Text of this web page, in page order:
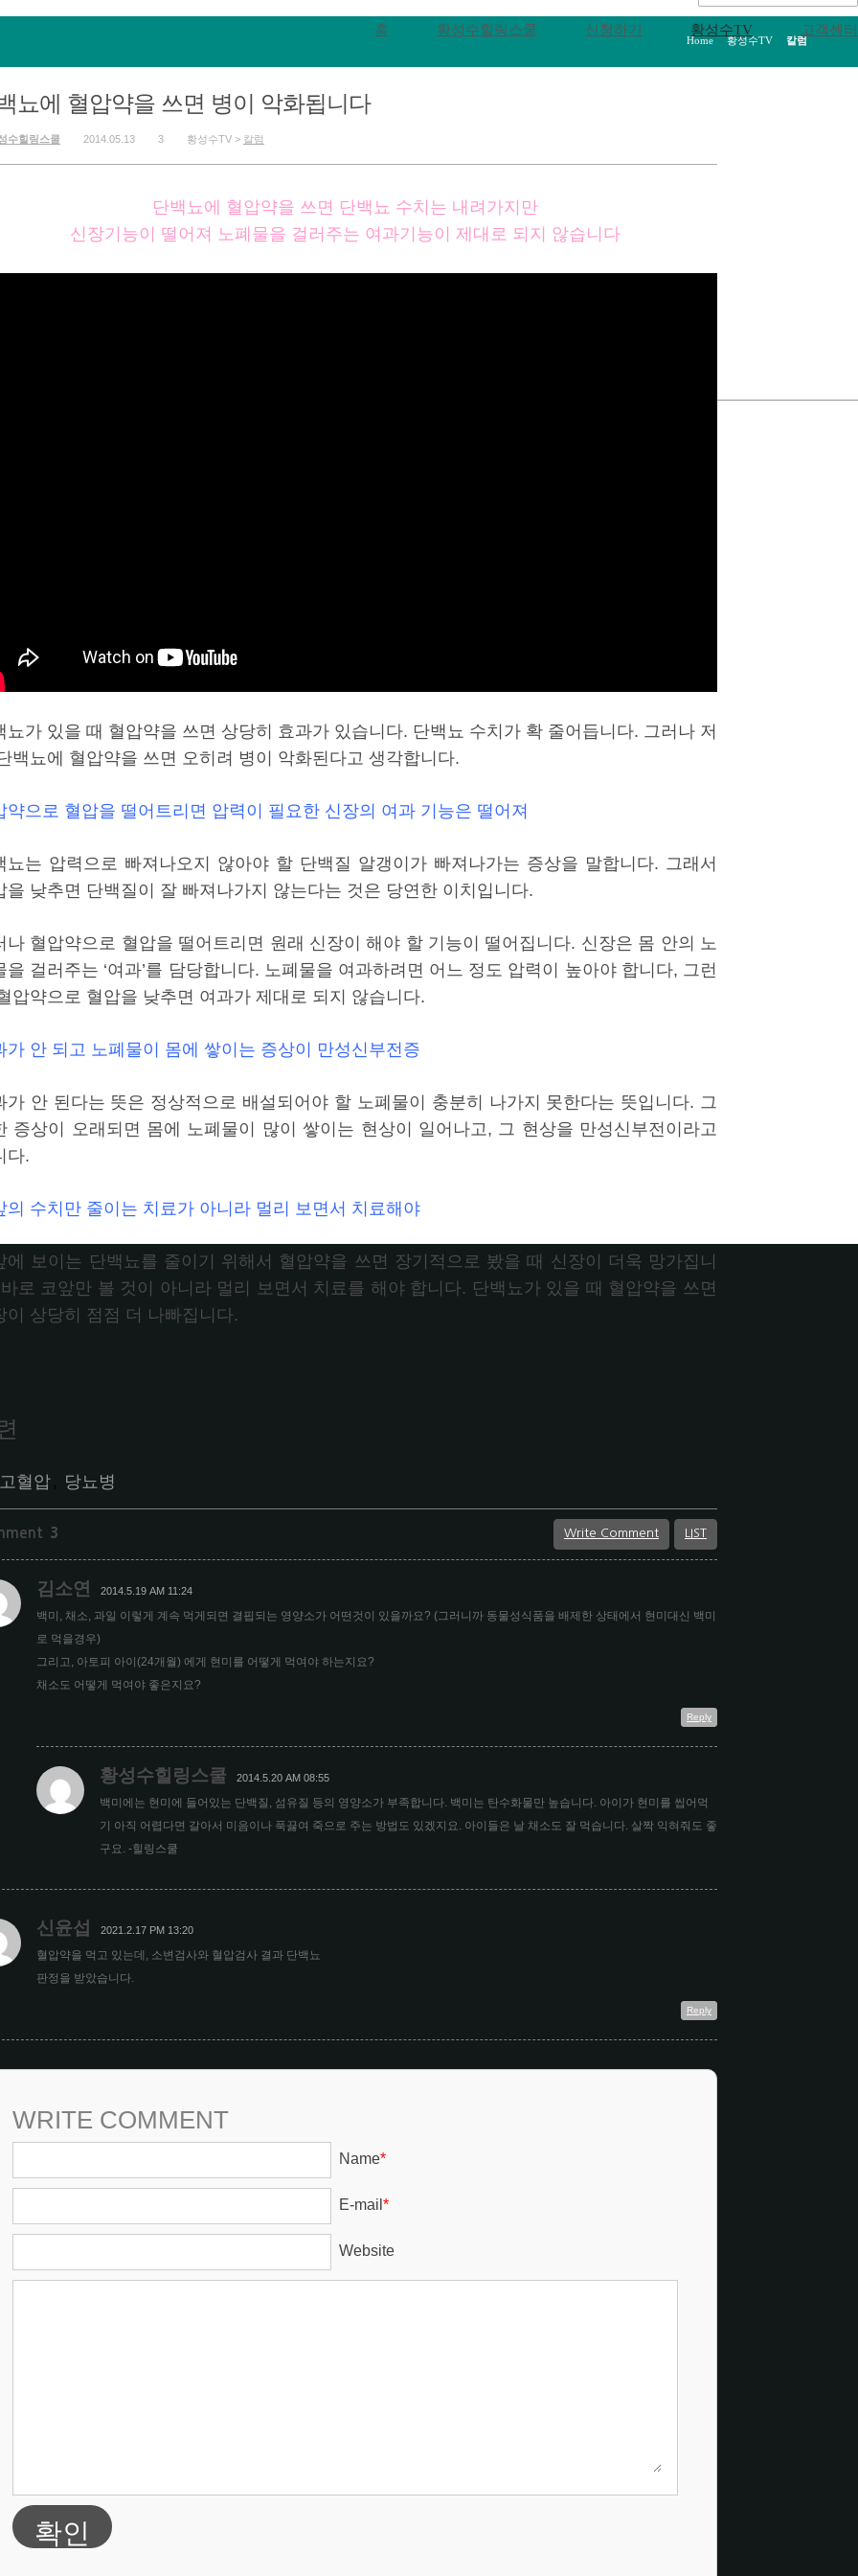
홈 황성수힐링스쿨 신청하기 황성수TV 고객센터
Home > 황성수TV 칼럼
뇨에 혈압약을 쓰면 병이 악화됩니다
수힐링스쿨 2014.05.13 3 황성수TV > 칼럼
단백뇨에 혈압약을 쓰면 단백뇨 수치는 내려가지만
신장기능이 떨어져 노폐물을 걸러주는 여과기능이 제대로 되지 않습니다
뇨가 있을 때 혈압약을 쓰면 상당히 효과가 있습니다. 단백뇨 수치가 확 줄어듭니다. 그러나 저
백뇨에 혈압약을 쓰면 오히려 병이 악화된다고 생각합니다.
약으로 혈압을 떨어트리면 압력이 필요한 신장의 여과 기능은 떨어져
뇨는 압력으로 빠져나오지 않아야 할 단백질 알갱이가 빠져나가는 증상을 말합니다. 그래서
을 낮추면 단백질이 잘 빠져나가지 않는다는 것은 당연한 이치입니다.
나 혈압약으로 혈압을 떨어트리면 원래 신장이 해야 할 기능이 떨어집니다. 신장은 몸 안의 노
을 걸러주는 ‘여과’를 담당합니다. 노폐물을 여과하려면 어느 정도 압력이 높아야 합니다, 그런
압약으로 혈압을 낮추면 여과가 제대로 되지 않습니다.
가 안 되고 노폐물이 몸에 쌓이는 증상이 만성신부전증
가 안 된다는 뜻은 정상적으로 배설되어야 할 노폐물이 충분히 나가지 못한다는 뜻입니다. 그
증상이 오래되면 몸에 노폐물이 많이 쌓이는 현상이 일어나고, 그 현상을 만성신부전이라고
다.
의 수치만 줄이는 치료가 아니라 멀리 보면서 치료해야
에 보이는 단백뇨를 줄이기 위해서 혈압약을 쓰면 장기적으로 봤을 때 신장이 더욱 망가집니
로 코앞만 볼 것이 아니라 멀리 보면서 치료를 해야 합니다. 단백뇨가 있을 때 혈압약을 쓰면
이 상당히 점점 더 나빠집니다.
고혈압 당뇨병
3 Write Comment LIST
김소연 2014.5.19 AM 11:24
백미, 채소, 과일 이렇게 계속 먹게되면 결핍되는 영양소가 어떤것이 있을까요? (그러니까 동물성식품을 배제한 상태에서 현미대신 백미
로 먹을경우)
그리고, 아토피 아이(24개월) 에게 현미를 어떻게 먹여야 하는지요?
채소도 어떻게 먹여야 좋은지요?
Reply
황성수힐링스쿨 2014.5.20 AM 08:55
백미에는 현미에 들어있는 단백질, 섬유질 등의 영양소가 부족합니다. 백미는 탄수화물만 높습니다. 아이가 현미를 씹어먹
기 아직 어렵다면 갈아서 미음이나 푹끓여 죽으로 주는 방법도 있겠지요. 아이들은 날 채소도 잘 먹습니다. 살짝 익혀줘도 좋
구요. -힐링스쿨
신윤섭 2021.2.17 PM 13:20
혈압약을 먹고 있는데, 소변검사와 혈압검사 결과 단백뇨
판정을 받았습니다.
Reply
WRITE COMMENT
Name*
E-mail *
Website
확인